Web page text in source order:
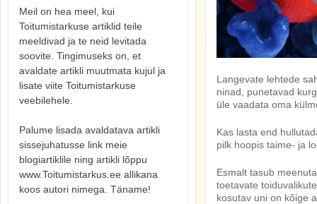
Langevate lehtede
ninad, punetavad
üle vaadata oma
Kas lasta end
pilk hoopis taime- ja
Esmalt tasub
toetavate
kosutav uni on kõige
Meil on hea meel, kui
Toitumistarkuse artiklid teile
meeldivad ja te neid levitada
soovite. Tingimuseks on, et
avaldate artikli muutmata kujul ja
lisate viite Toitumistarkuse
veebilehele.
Palume lisada avaldatava artikli
sissejuhatusse link meie
blogiartiklile ning artikli lõppu
www.Toitumistarkus.ee allikana
koos autori nimega. Täname!